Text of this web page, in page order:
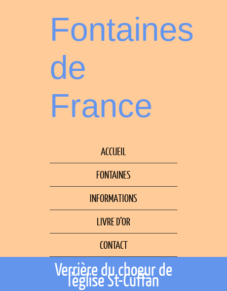
Fontaines
de
France
ACCUEIL
FONTAINES
INFORMATIONS
LIVRE D’OR
CONTACT
Verrière du choeur de
l’église St-Cuffan